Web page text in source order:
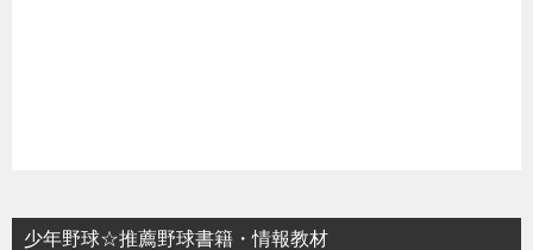
少年野球☆推薦野球書籍・情報教材